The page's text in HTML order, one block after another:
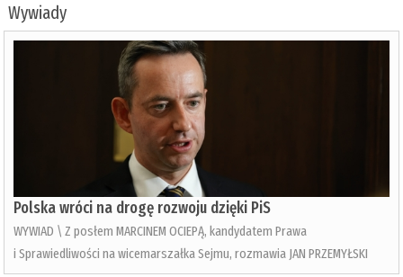
Wywiady
Polska wróci na drogę rozwoju dzięki PiS
WYWIAD \ Z posłem MARCINEM OCIEPĄ, kandydatem Prawa
i Sprawiedliwości na wicemarszałka Sejmu, rozmawia JAN PRZEMYŁSKI